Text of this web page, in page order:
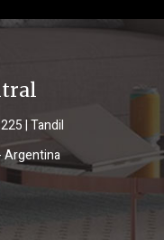
| Tandil
Argentina